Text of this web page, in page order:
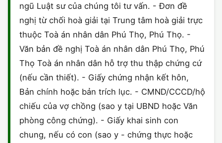
ngũ Luật sư của chúng tôi tư vấn. - Đơn đề
nghị từ chối hoà giải tại Trung tâm hoà giải trực
thuộc Toà án nhân dân Phú Thọ, Phú Thọ. -
Văn bản đề nghị Toà án nhân dân Phú Thọ, Phú
Thọ Toà án nhân dân hỗ trợ thu thập chứng cứ
(nếu cần thiết). - Giấy chứng nhận kết hôn,
Bản chính hoặc bản trích lục. - CMND/CCCD/hộ
chiếu của vợ chồng (sao y tại UBND hoặc Văn
phòng công chứng). - Giấy khai sinh con
chung, nếu có con (sao y - chứng thực hoặc